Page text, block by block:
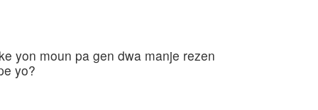
yon moun pa gen dwa manje rezen
yo?